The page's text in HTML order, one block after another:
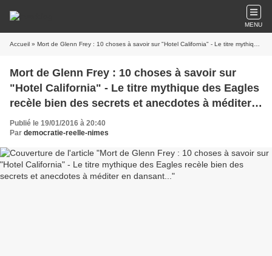
MENU
Accueil » Mort de Glenn Frey : 10 choses à savoir sur "Hotel California" - Le titre mythique des Eagles recèle bien des secrets et anecdotes à méditer en dansant...
Mort de Glenn Frey : 10 choses à savoir sur
"Hotel California" - Le titre mythique des Eagles
recèle bien des secrets et anecdotes à méditer
en dansant...
Publié le 19/01/2016 à 20:40
Par democratie-reelle-nimes